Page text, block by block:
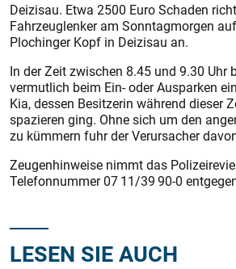
Deizisau. Etwa 2500 Euro Schaden
Fahrzeuglenker am Sonntagmorgen
Plochinger Kopf in Deizisau an.
In der Zeit zwischen 8.45 und 9.30 Uhr
vermutlich beim Ein- oder Ausparken
Kia, dessen Besitzerin während dieser
spazieren ging. Ohne sich um den
zu kümmern fuhr der Verursacher
Zeugenhinweise nimmt das
Telefonnummer 07 11/39 90-0
LESEN SIE AUCH